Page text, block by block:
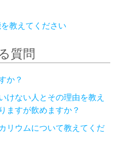
教えてください
質問
か？
けない人とその理由を教え
ますが飲めますか？
リウムについて教えてくだ